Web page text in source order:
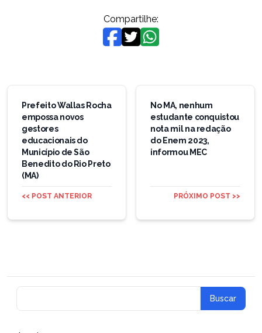
Compartilhe:
Navegação
Post
Prefeito Wallas Rocha
empossa novos
gestores
educacionais do
Município de São
Benedito do Rio Preto
(MA)
<< POST ANTERIOR
No MA, nenhum
estudante conquistou
nota mil na redação
do Enem 2023,
informou MEC
PRÓXIMO POST >>